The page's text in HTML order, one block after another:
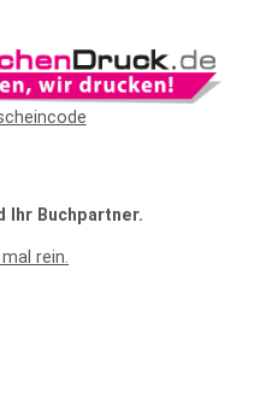
Ihr Buchpartner.
rein.